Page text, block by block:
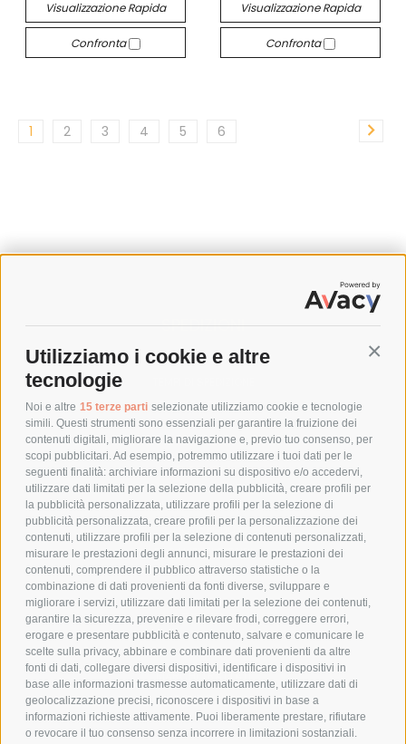
Utilizziamo i cookie e altre
tecnologie
Noi e altre 15 terze parti selezionate utilizziamo cookie e tecnologie
simili. Questi strumenti sono essenziali per garantire la fruizione dei
contenuti digitali, migliorare la navigazione e, previo tuo consenso, per
scopi pubblicitari. Ad esempio, potremmo utilizzare i tuoi dati per le
seguenti finalità: archiviare informazioni su dispositivo e/o accedervi,
utilizzare dati limitati per la selezione della pubblicità, creare profili per
la pubblicità personalizzata, utilizzare profili per la selezione di
pubblicità personalizzata, creare profili per la personalizzazione dei
contenuti, utilizzare profili per la selezione di contenuti personalizzati,
misurare le prestazioni degli annunci, misurare le prestazioni dei
contenuti, comprendere il pubblico attraverso statistiche o la
combinazione di dati provenienti da fonti diverse, sviluppare e
migliorare i servizi, utilizzare dati limitati per la selezione dei contenuti,
garantire la sicurezza, prevenire e rilevare frodi, correggere errori,
erogare e presentare pubblicità e contenuto, salvare e comunicare le
scelte sulla privacy, abbinare e combinare dati provenienti da altre
fonti di dati, collegare diversi dispositivi, identificare i dispositivi in
base alle informazioni trasmesse automaticamente, utilizzare dati di
geolocalizzazione precisi, riconoscere i dispositivi in base a
informazioni richieste attivamente. Puoi liberamente prestare, rifiutare
o revocare il tuo consenso senza incorrere in limitazioni sostanziali.
Visualizzazione Rapida
Confronta
Visualizzazione Rapida
Confronta
1 2 3 4 5 6
SPEDIZIONI
COSTI DI SPEDIZIONE
POLITICA DI RESO
POLICY
PRIVACY POLICY
COOKIE POLICY
PAGAMENTI SICURI
AZIENDA
CHI SIAMO
MARCHI TRATTATI
CONDOMINI